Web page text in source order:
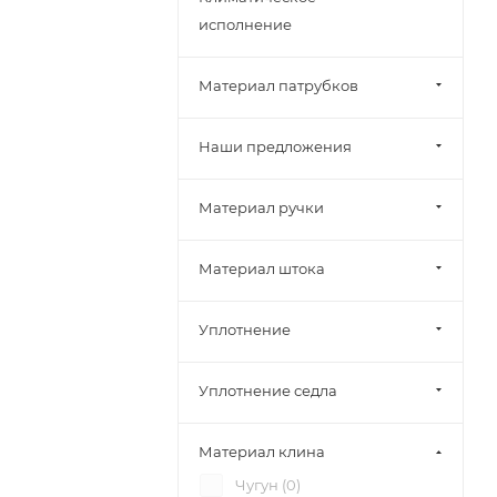
31ч6бр (
исполнение
Материал патрубков
Наши предложения
Материал ручки
Материал штока
Уплотнение
Уплотнение седла
Материал клина
Чугун (0)